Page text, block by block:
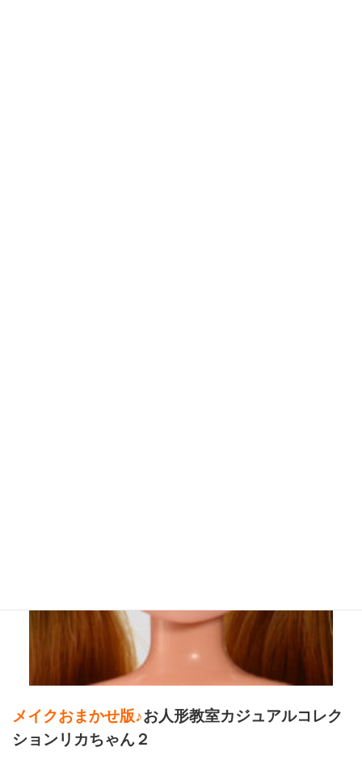
メイクおまかせ版♪お人形教室カジュアルコレク
ションリカちゃん２